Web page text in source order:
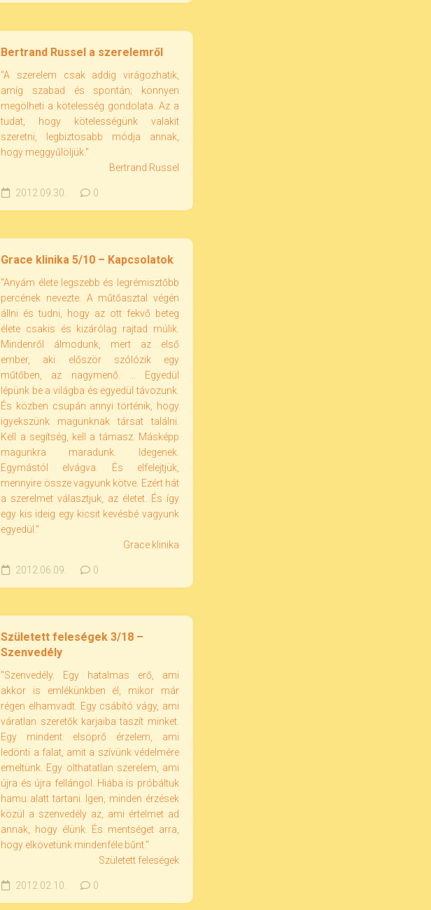
Bertrand Russel a szerelemről
"A szerelem csak addig virágozhatik,
amíg szabad és spontán; könnyen
megölheti a kötelesség gondolata. Az a
tudat, hogy kötelességünk valakit
szeretni, legbiztosabb módja annak,
hogy meggyűlöljük."
Bertrand Russel
2012.09.30. 0
Grace klinika 5/10 – Kapcsolatok
"Anyám élete legszebb és legrémisztőbb
percének nevezte. A műtőasztal végén
állni és tudni, hogy az ott fekvő beteg
élete csakis és kizárólag rajtad múlik.
Mindenről álmodunk, mert az első
ember, aki először szólózik egy
műtőben, az nagymenő. ... Egyedül
lépünk be a világba és egyedül távozunk.
És közben csupán annyi történik, hogy
igyekszünk magunknak társat találni.
Kell a segítség, kell a támasz. Másképp
magunkra maradunk. Idegenek.
Egymástól elvágva. És elfelejtjük,
mennyire össze vagyunk kötve. Ezért hát
a szerelmet választjuk, az életet. És így
egy kis ideig egy kicsit kevésbé vagyunk
egyedül."
Grace klinika
2012.06.09. 0
Született feleségek 3/18 –
Szenvedély
"Szenvedély. Egy hatalmas erő, ami
akkor is emlékünkben él, mikor már
régen elhamvadt. Egy csábító vágy, ami
váratlan szeretők karjaiba taszít minket.
Egy mindent elsöprő érzelem, ami
ledönti a falat, amit a szívünk védelmére
emeltünk. Egy olthatatlan szerelem, ami
újra és újra fellángol. Hiába is próbáltuk
hamu alatt tartani. Igen, minden érzések
közül a szenvedély az, ami értelmet ad
annak, hogy élünk. És mentséget arra,
hogy elkövetünk mindenféle bűnt."
Született feleségek
2012.02.10. 0